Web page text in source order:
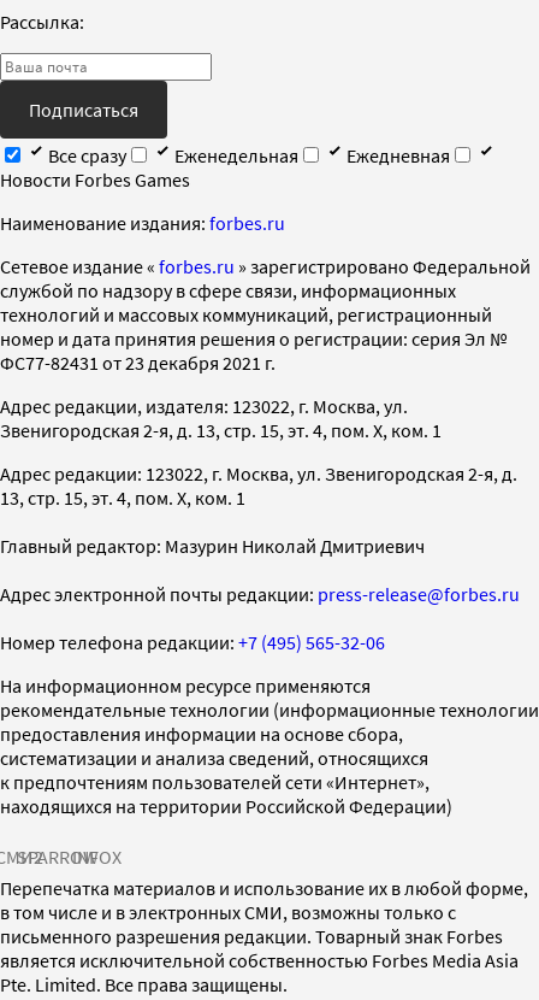
Рассылка:
Подписаться
Все сразу
Еженедельная
Ежедневная
Новости Forbes Games
Наименование издания: forbes.ru
Cетевое издание « forbes.ru » зарегистрировано Федеральной
службой по надзору в сфере связи, информационных
технологий и массовых коммуникаций, регистрационный
номер и дата принятия решения о регистрации: серия Эл №
ФС77-82431 от 23 декабря 2021 г.
Адрес редакции, издателя: 123022, г. Москва, ул.
Звенигородская 2-я, д. 13, стр. 15, эт. 4, пом. X, ком. 1
Адрес редакции: 123022, г. Москва, ул. Звенигородская 2-я, д.
13, стр. 15, эт. 4, пом. X, ком. 1
Главный редактор: Мазурин Николай Дмитриевич
Адрес электронной почты редакции: press-release@forbes.ru
Номер телефона редакции: +7 (495) 565-32-06
На информационном ресурсе применяются
рекомендательные технологии (информационные технологии
предоставления информации на основе сбора,
систематизации и анализа сведений, относящихся
к предпочтениям пользователей сети «Интернет»,
находящихся на территории Российской Федерации)
SPARROWINFOX
Перепечатка материалов и использование их в любой форме,
в том числе и в электронных СМИ, возможны только с
письменного разрешения редакции. Товарный знак Forbes
является исключительной собственностью Forbes Media Asia
Pte. Limited. Все права защищены.